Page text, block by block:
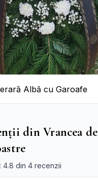
Albă cu Garoafe
din Vrancea
4.8 din 4 recenzii